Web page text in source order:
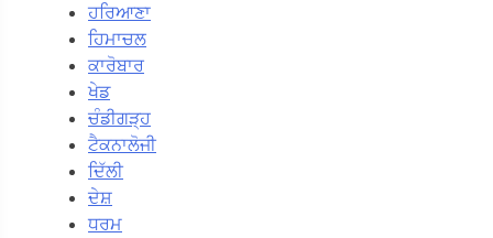
ਹਰਿਆਣਾ
ਹਿਮਾਚਲ
ਕਾਰੋਬਾਰ
ਖੇਡ
ਚੰਡੀਗੜ੍ਹ
ਟੈਕਨਾਲੋਜੀ
ਦਿੱਲੀ
ਦੇਸ਼
ਧਰਮ